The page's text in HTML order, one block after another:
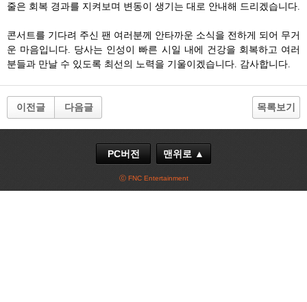
줄은 회복 경과를 지켜보며 변동이 생기는 대로 안내해 드리겠습니다.
콘서트를 기다려 주신 팬 여러분께 안타까운 소식을 전하게 되어 무거
운 마음입니다. 당사는 인성이 빠른 시일 내에 건강을 회복하고 여러
분들과 만날 수 있도록 최선의 노력을 기울이겠습니다. 감사합니다.
이전글 다음글 목록보기
PC버전 맨위로 ▲
ⓒ FNC Entertainment